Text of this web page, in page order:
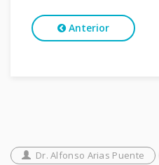
Anterior
Dr. Alfonso Arias Puente